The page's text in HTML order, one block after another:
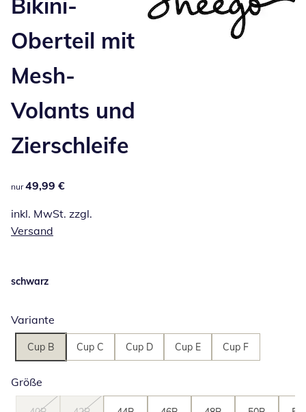
Oberteil mit
Mesh-
Volants und
Zierschleife
49,99 €
nur 49,99 €
inkl. MwSt. zzgl.
Versand
schwarz
Variante
Cup B Cup C Cup D Cup E Cup F
Größe